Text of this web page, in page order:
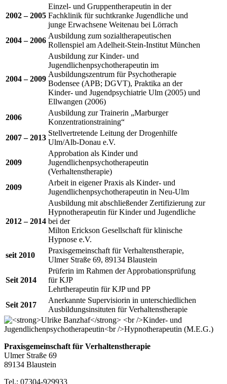
2002 – 2005
Einzel- und Gruppentherapeutin in der
Fachklinik für suchtkranke Jugendliche und
junge Erwachsene Weitenau bei Lörrach
2004 – 2006
Ausbildung zum sozialtherapeutischen
Rollenspiel am Adelheit-Stein-Institut München
2004 – 2009
Ausbildung zur Kinder- und
Jugendlichenpsychotherapeutin im
Ausbildungszentrum für Psychotherapie
Bodensee (APB; DGVT), Praktika an der
Kinder- und Jugendpsychiatrie Ulm (2005) und
Ellwangen (2006)
2006
Ausbildung zur Trainerin „Marburger
Konzentrationstraining“
2007 – 2013
Stellvertretende Leitung der Drogenhilfe
Ulm/Alb-Donau e.V.
2009
Approbation als Kinder und
Jugendlichenpsychotherapeutin
(Verhaltenstherapie)
2009
Arbeit in eigener Praxis als Kinder- und
Jugendlichenpsychotherapeutin in Neu-Ulm
2012 – 2014
Ausbildung mit abschließender Zertifizierung zur
Hypnotherapeutin für Kinder und Jugendliche
bei der
Milton Erickson Gesellschaft für klinische
Hypnose e.V.
seit 2010
Praxisgemeinschaft für Verhaltenstherapie,
Ulmer Straße 69, 89134 Blaustein
Seit 2014
Prüferin im Rahmen der Approbationsprüfung
für KJP
Lehrtherapeutin für KJP und PP
Seit 2017
Anerkannte Supervisiorin in unterschiedlichen
Ausbildungsinsituten für Verhaltenstherapie
Praxisgemeinschaft für Verhaltenstherapie
Ulmer Straße 69
89134 Blaustein
Tel.: 07304-929933